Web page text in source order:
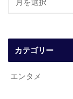
カテゴリー
エンタメ